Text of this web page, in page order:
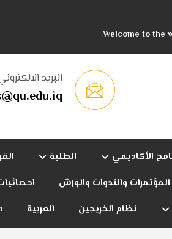
Welcome to the
البريد
الأكاديمي الطلبة
والندوات والورش
نظام الخريجين العربية